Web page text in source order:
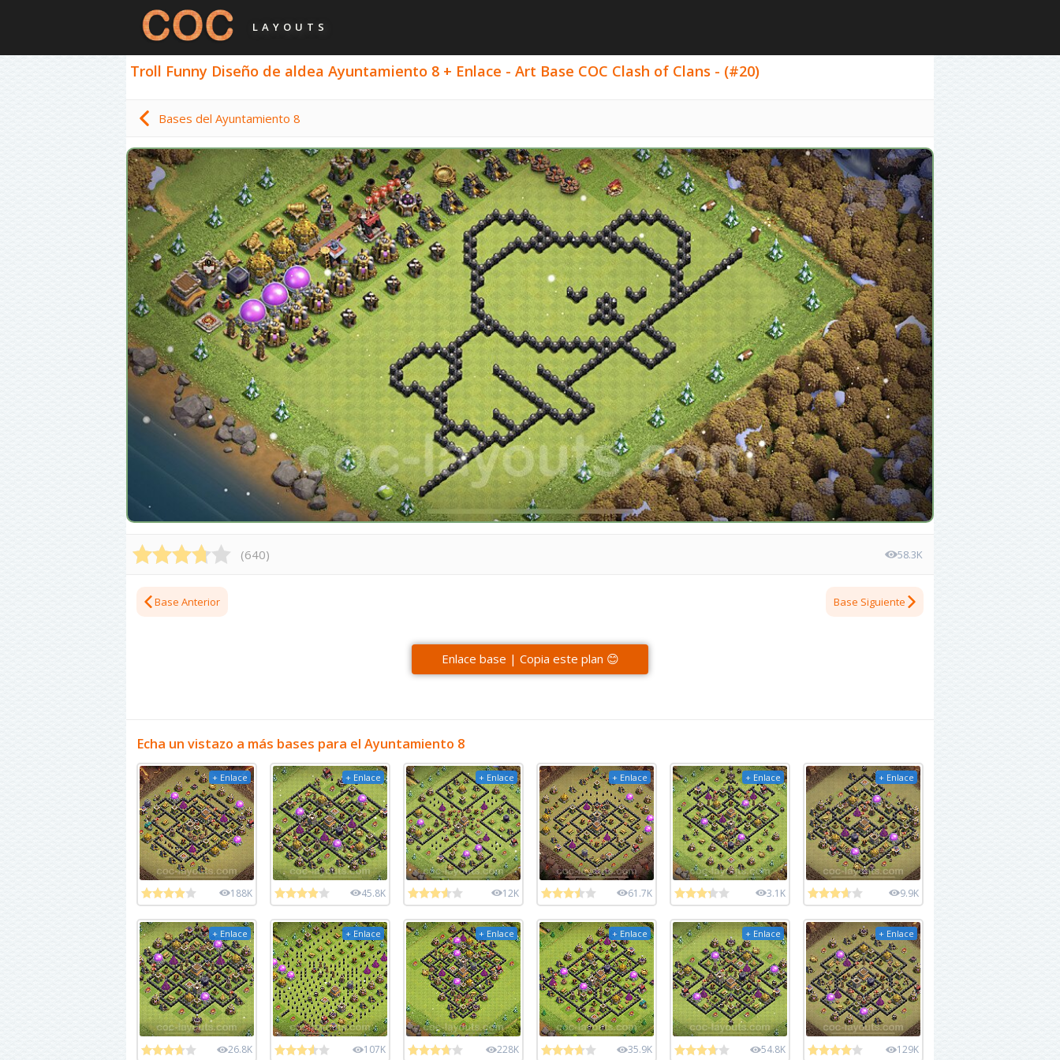
LAYOUTS
Troll Funny Diseño de aldea Ayuntamiento 8 + Enlace - Art Base COC Clash of Clans - (#20)
Bases del Ayuntamiento 8
(640) 58.3K
Base Anterior Base Siguiente
Enlace base | Copia este plan 😊
Echa un vistazo a más bases para el Ayuntamiento 8
+ Enlace
188K
+ Enlace
45.8K
+ Enlace
12K
+ Enlace
61.7K
+ Enlace
3.1K
+ Enlace
9.9K
+ Enlace
26.8K
+ Enlace
107K
+ Enlace
228K
+ Enlace
35.9K
+ Enlace
54.8K
+ Enlace
129K